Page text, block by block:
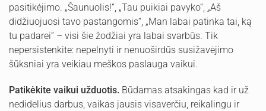
pasitikėjimo. „Šaunuolis!“, „Tau puikiai pavyko“, „Aš
didžiuojuosi tavo pastangomis“, „Man labai patinka tai, ką
tu padarei“ – visi šie žodžiai yra labai svarbūs. Tik
nepersistenkite: nepelnyti ir nenuoširdūs susižavėjimo
šūksniai yra veikiau meškos paslauga vaikui.
Patikėkite vaikui užduotis. Būdamas atsakingas kad ir už
nedidelius darbus, vaikas jausis visaverčiu, reikalingu ir